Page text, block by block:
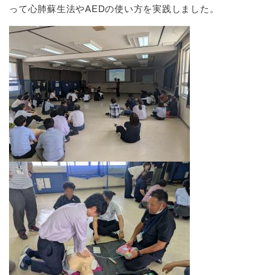
って心肺蘇生法やAEDの使い方を実践しました。